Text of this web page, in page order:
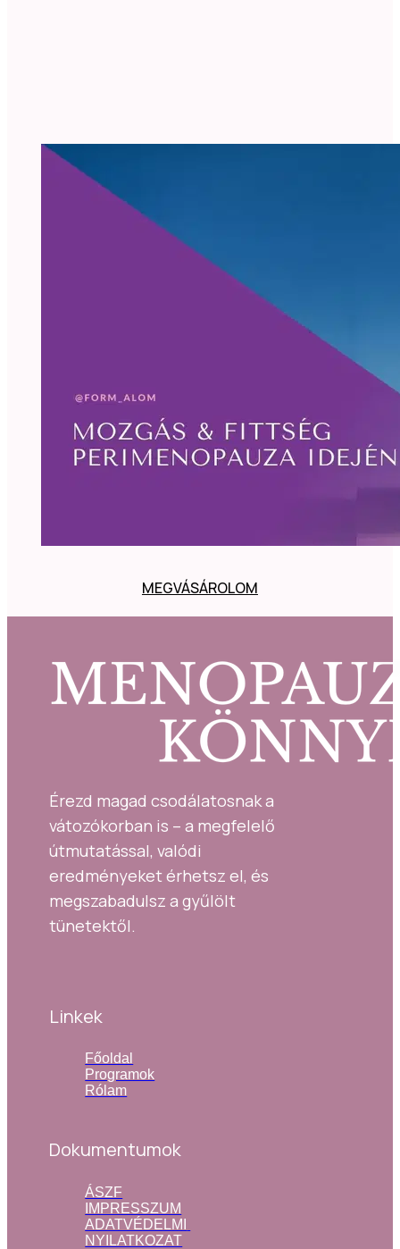
MEGVÁSÁROLOM
Érezd magad csodálatosnak a
vátozókorban is – a megfelelő
útmutatással, valódi
eredményeket érhetsz el, és
megszabadulsz a gyűlölt
tünetektől.
Linkek
Főoldal
Programok
Rólam
Dokumentumok
ÁSZF
IMPRESSZUM
ADATVÉDELMI
NYILATKOZAT